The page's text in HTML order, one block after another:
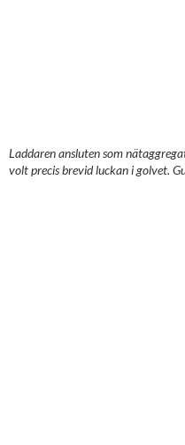
Laddaren ansluten som
volt precis brevid luckan i golvet.